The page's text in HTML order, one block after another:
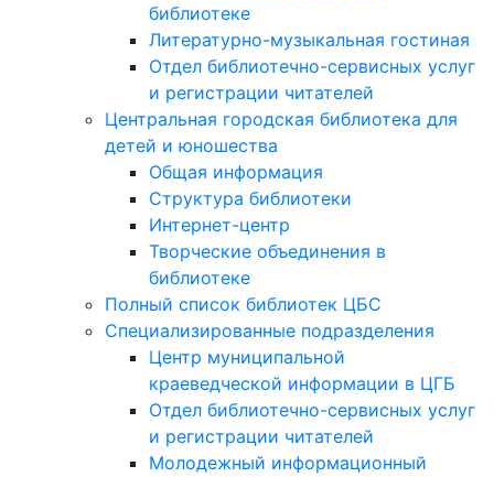
библиотеке
Литературно-музыкальная гостиная
Отдел библиотечно-сервисных услуг
и регистрации читателей
Центральная городская библиотека для
детей и юношества
Общая информация
Структура библиотеки
Интернет-центр
Творческие объединения в
библиотеке
Полный список библиотек ЦБС
Специализированные подразделения
Центр муниципальной
краеведческой информации в ЦГБ
Отдел библиотечно-сервисных услуг
и регистрации читателей
Молодежный информационный